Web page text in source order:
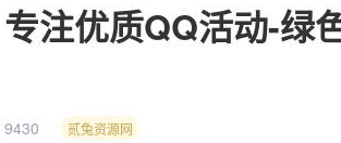
注优质QQ活动-绿
9430 贰兔资源网